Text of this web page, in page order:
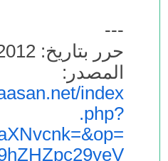
---
حرر بتاريخ: 28.04.2012
المصدر:
index
.php?